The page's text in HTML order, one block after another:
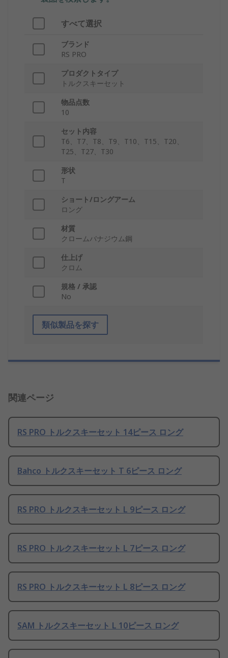
すべて選択
ブランド
RS PRO
プロダクトタイプ
トルクスキーセット
物品点数
10
セット内容
T6、T7、T8、T9、T10、T15、T20、
T25、T27、T30
形状
T
ショート/ロングアーム
ロング
材質
クロームバナジウム鋼
仕上げ
クロム
規格 / 承認
No
類似製品を探す
関連ページ
RS PRO トルクスキーセット 14ピース ロング
Bahco トルクスキーセット T 6ピース ロング
RS PRO トルクスキーセット L 9ピース ロング
RS PRO トルクスキーセット L 7ピース ロング
RS PRO トルクスキーセット L 8ピース ロング
SAM トルクスキーセット L 10ピース ロング